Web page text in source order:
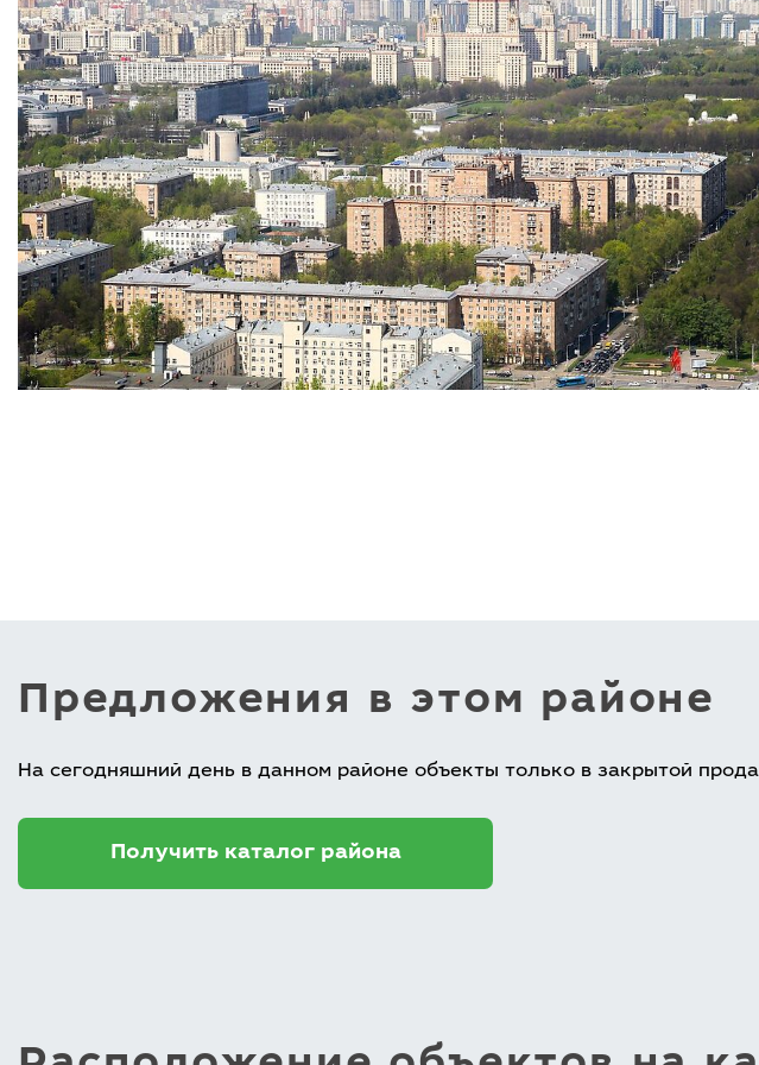
Клуб LETO Estate
Отзывы
Объекты на карте
Загородная недвижимость
Оценка недвижимости
Наша команда
Контакты
Предложения в этом районе
На сегодняшний день в данном районе объекты только в закрытой
Получить каталог района